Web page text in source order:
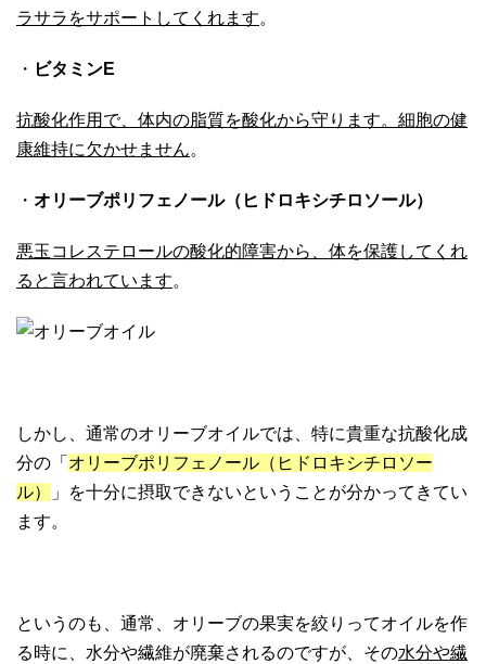
ラサラをサポートしてくれます。
・ ビタミンE
抗酸化作用で、体内の脂質を酸化から守ります。細胞の健
康維持に欠かせません。
・ オリーブポリフェノール（ヒドロキシチロソール）
悪玉コレステロールの酸化的障害から、体を保護してくれ
ると言われています。
しかし、通常のオリーブオイルでは、特に貴重な抗酸化成
分の「 オリーブポリフェノール（ヒドロキシチロソー
ル）
」を十分に摂取できないということが分かってきてい
ます。
というのも、通常、オリーブの果実を絞りってオイルを作
る時に、水分や繊維が廃棄されるのですが、その水分や繊